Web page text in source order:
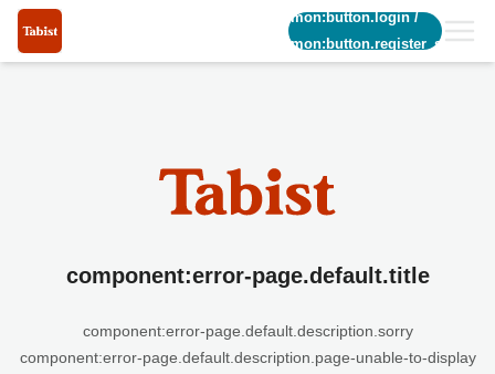
common:button.login/
common:button.register_short
component:error-page.default.title
component:error-page.default.description.sorry
component:error-page.default.description.page-unable-to-display